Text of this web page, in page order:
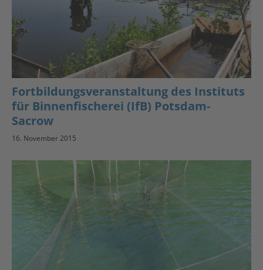
Fortbildungsveranstaltung des Instituts
für Binnenfischerei (IfB) Potsdam-
Sacrow
16. November 2015